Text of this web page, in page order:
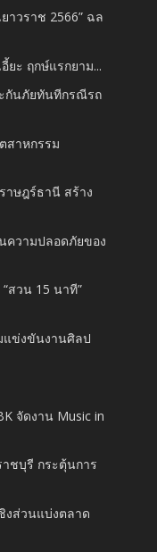
าวราช 2566” ฉล
ยะ ฤกษ์แรกยาม...
กันภัยทันทีกรณีรถ
สาหกรรม
าษฎร์ธานี สร้าง
ความปลอดภัยของ
สวน 15 นาที”
แข่งขันงานศิลป
จัดงาน Music in
ชบุรี กระตุ้นการ
งส่วนแบ่งตลาด